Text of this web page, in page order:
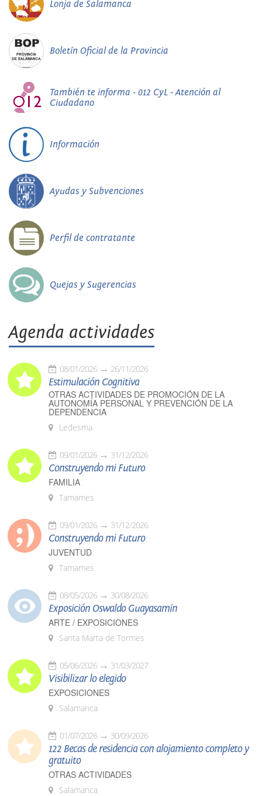
Lonja de Salamanca
Boletín Oficial de la Provincia
También te informa - 012 CyL - Atención al
Ciudadano
Información
Ayudas y Subvenciones
Perfil de contratante
Quejas y Sugerencias
Agenda actividades
08/01/2026 26/11/2026
Estimulación Cognitiva
OTRAS ACTIVIDADES DE PROMOCIÓN DE LA
AUTONOMÍA PERSONAL Y PREVENCIÓN DE LA
DEPENDENCIA
Ledesma
09/01/2026 31/12/2026
Construyendo mi Futuro
FAMILIA
Tamames
09/01/2026 31/12/2026
Construyendo mi Futuro
JUVENTUD
Tamames
08/05/2026 30/08/2026
Exposición Oswaldo Guayasamín
ARTE / EXPOSICIONES
Santa Marta de Tormes
05/06/2026 31/03/2027
Visibilizar lo elegido
EXPOSICIONES
Salamanca
01/07/2026 30/09/2026
122 Becas de residencia con alojamiento completo y
gratuito
OTRAS ACTIVIDADES
Salamanca